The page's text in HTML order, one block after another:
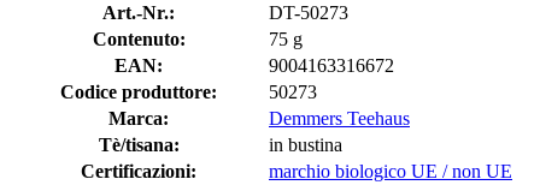
Art.-Nr.:
DT-50273
Contenuto:
75 g
EAN:
9004163316672
Codice produttore:
50273
Marca:
Demmers Teehaus
Tè/tisana:
in bustina
Certificazioni:
marchio biologico UE / non UE